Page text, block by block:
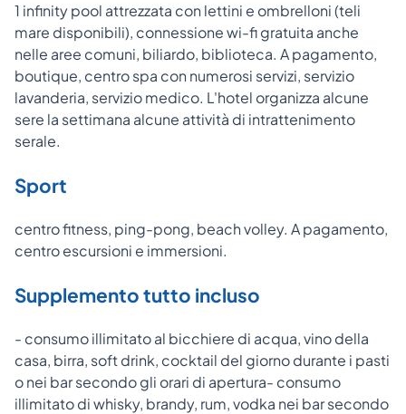
1 infinity pool attrezzata con lettini e ombrelloni (teli
mare disponibili), connessione wi-fi gratuita anche
nelle aree comuni, biliardo, biblioteca. A pagamento,
boutique, centro spa con numerosi servizi, servizio
lavanderia, servizio medico. L'hotel organizza alcune
sere la settimana alcune attività di intrattenimento
serale.
Sport
centro fitness, ping-pong, beach volley. A pagamento,
centro escursioni e immersioni.
Supplemento tutto incluso
- consumo illimitato al bicchiere di acqua, vino della
casa, birra, soft drink, cocktail del giorno durante i pasti
o nei bar secondo gli orari di apertura- consumo
illimitato di whisky, brandy, rum, vodka nei bar secondo